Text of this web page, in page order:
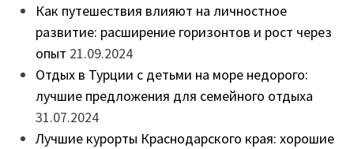
Как путешествия влияют на личностное
развитие: расширение горизонтов и рост через
опыт 21.09.2024
Отдых в Турции с детьми на море недорого:
лучшие предложения для семейного отдыха
31.07.2024
Лучшие курорты Краснодарского края: хорошие